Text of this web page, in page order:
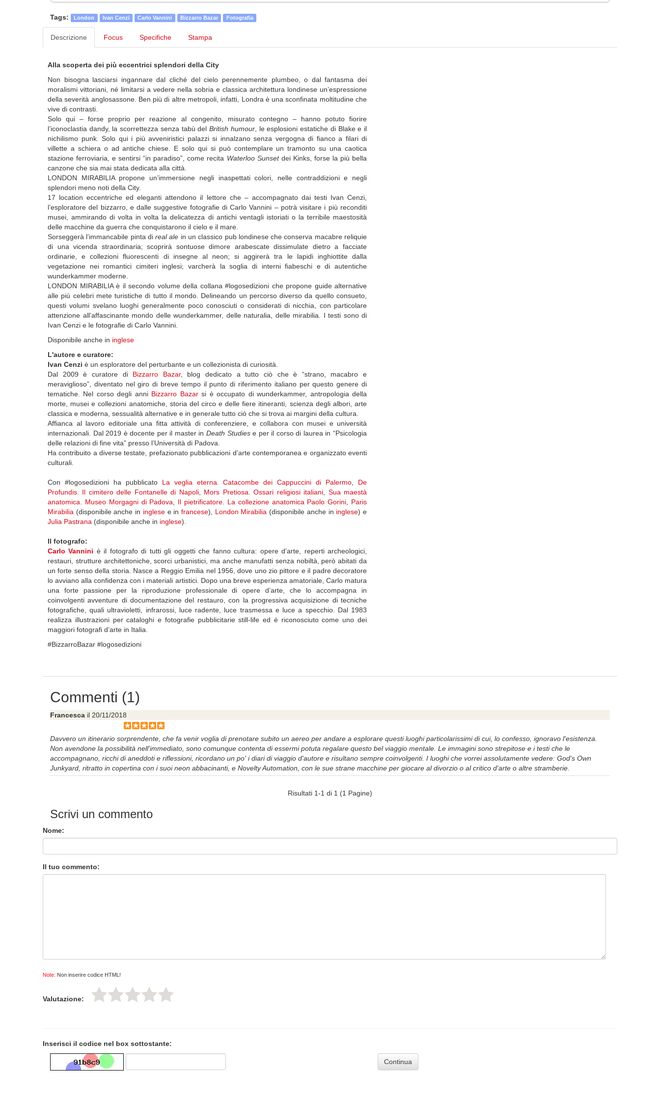
Tags: London Ivan Cenzi Carlo Vannini Bizzarro Bazar Fotografia
Descrizione Focus Specifiche Stampa
Alla scoperta dei più eccentrici splendori della City
Non bisogna lasciarsi ingannare dal cliché del cielo perennemente plumbeo, o dal fantasma dei
moralismi vittoriani, né limitarsi a vedere nella sobria e classica architettura londinese un’espressione
della severità anglosassone. Ben più di altre metropoli, infatti, Londra è una sconfinata moltitudine che
vive di contrasti.
Solo qui – forse proprio per reazione al congenito, misurato contegno – hanno potuto fiorire
l’iconoclastia dandy, la scorrettezza senza tabù delBritish humour, le esplosioni estatiche di Blake e il
nichilismo punk. Solo qui i più avveniristici palazzi si innalzano senza vergogna di fianco a filari di
villette a schiera o ad antiche chiese. E solo qui si può contemplare un tramonto su una caotica
stazione ferroviaria, e sentirsi “in paradiso”, come recita Waterloo Sunsetdei Kinks, forse la più bella
canzone che sia mai stata dedicata alla città.
LONDON MIRABILIA propone un’immersione negli inaspettati colori, nelle contraddizioni e negli
splendori meno noti della City.
17 location eccentriche ed eleganti attendono il lettore che – accompagnato dai testi Ivan Cenzi,
l’esploratore del bizzarro, e dalle suggestive fotografie di Carlo Vannini – potrà visitare i più reconditi
musei, ammirando di volta in volta la delicatezza di antichi ventagli istoriati o la terribile maestosità
delle macchine da guerra che conquistarono il cielo e il mare.
Sorseggerà l’immancabile pinta direal ale in un classico pub londinese che conserva macabre reliquie
di una vicenda straordinaria; scoprirà sontuose dimore arabescate dissimulate dietro a facciate
ordinarie, e collezioni fluorescenti di insegne al neon; si aggirerà tra le lapidi inghiottite dalla
vegetazione nei romantici cimiteri inglesi; varcherà la soglia di interni fiabeschi e di autentiche
wunderkammer moderne.
LONDON MIRABILIA è il secondo volume della collana #logosedizioni che propone guide alternative
alle più celebri mete turistiche di tutto il mondo. Delineando un percorso diverso da quello consueto,
questi volumi svelano luoghi generalmente poco conosciuti o considerati di nicchia, con particolare
attenzione all’affascinante mondo delle wunderkammer, delle naturalia, delle mirabilia. I testi sono di
Ivan Cenzi e le fotografie di Carlo Vannini.
Disponibile anche in inglese
L'autore e curatore:
Ivan Cenzi è un esploratore del perturbante e un collezionista di curiosità.
Dal 2009 è curatore di Bizzarro Bazar, blog dedicato a tutto ciò che è “strano, macabro e
meraviglioso”, diventato nel giro di breve tempo il punto di riferimento italiano per questo genere di
tematiche. Nel corso degli anni Bizzarro Bazarsi è occupato di wunderkammer, antropologia della
morte, musei e collezioni anatomiche, storia del circo e delle fiere itineranti, scienza degli albori, arte
classica e moderna, sessualità alternative e in generale tutto ciò che si trova ai margini della cultura.
Affianca al lavoro editoriale una fitta attività di conferenziere, e collabora con musei e università
internazionali. Dal 2019 è docente per il master in Death Studiese per il corso di laurea in “Psicologia
delle relazioni di fine vita” presso l’Università di Padova.
Ha contribuito a diverse testate, prefazionato pubblicazioni d’arte contemporanea e organizzato eventi
culturali.
Con #logosedizioni ha pubblicato La veglia eterna. Catacombe dei Cappuccini di Palermo
De
Profundis. Il cimitero delle Fontanelle di Napoli, Mors Pretiosa. Ossari religiosi italiani
Sua maestà
anatomica. Museo Morgagni di Padova
Il pietrificatore. La collezione anatomica Paolo Gorini
Paris
Mirabilia (disponibile anche in inglesee infrancese), London Mirabilia (disponibile anche in inglese) e
Julia Pastrana (disponibile anche in inglese).
Il fotografo:
Carlo Vannini è il fotografo di tutti gli oggetti che fanno cultura: opere d’arte, reperti archeologici,
restauri, strutture architettoniche, scorci urbanistici, ma anche manufatti senza nobiltà, però abitati da
un forte senso della storia. Nasce a Reggio Emilia nel 1956, dove uno zio pittore e il padre decoratore
lo avviano alla confidenza con i materiali artistici. Dopo una breve esperienza amatoriale, Carlo matura
una forte passione per la riproduzione professionale di opere d’arte, che lo accompagna in
coinvolgenti avventure di documentazione del restauro, con la progressiva acquisizione di tecniche
fotografiche, quali ultravioletti, infrarossi, luce radente, luce trasmessa e luce a specchio. Dal 1983
realizza illustrazioni per cataloghi e fotografie pubblicitarie still-life ed è riconosciuto come uno dei
maggiori fotografi d’arte in Italia.
#BizzarroBazar #logosedizioni
Commenti (1)
Francesca il 20/11/2018
Davvero un itinerario sorprendente, che fa venir voglia di prenotare subito un aereo per andare a esplorare questi luoghi particolarissimi di cui, lo confesso, ignoravo l'esistenza.
Non avendone la possibilità nell'immediato, sono comunque contenta di essermi potuta regalare questo bel viaggio mentale. Le immagini sono strepitose e i testi che le
accompagnano, ricchi di aneddoti e riflessioni, ricordano un po' i diari di viaggio d'autore e risultano sempre coinvolgenti. I luoghi che vorrei assolutamente vedere: God's Own
Junkyard, ritratto in copertina con i suoi neon abbacinanti, e Novelty Automation, con le sue strane macchine per giocare al divorzio o al critico d'arte o altre stramberie.
Risultati 1-1 di 1 (1 Pagine)
Scrivi un commento
Nome:
Il tuo commento:
Note: Non inserire codice HTML!
Valutazione:
Inserisci il codice nel box sottostante:
Continua